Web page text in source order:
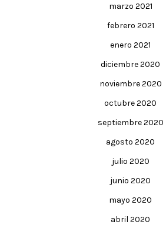
marzo 2021
febrero 2021
enero 2021
diciembre 2020
noviembre 2020
octubre 2020
septiembre 2020
agosto 2020
julio 2020
junio 2020
mayo 2020
abril 2020